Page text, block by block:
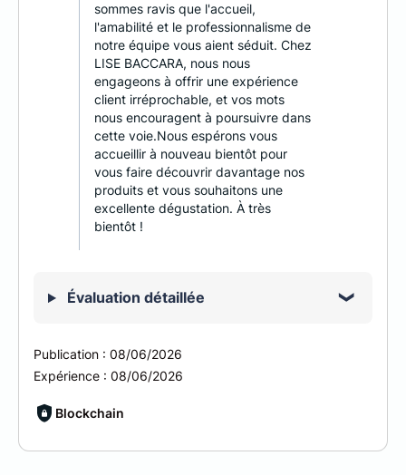
sommes ravis que l'accueil,
l'amabilité et le professionnalisme de
notre équipe vous aient séduit. Chez
LISE BACCARA, nous nous
engageons à offrir une expérience
client irréprochable, et vos mots
nous encouragent à poursuivre dans
cette voie.Nous espérons vous
accueillir à nouveau bientôt pour
vous faire découvrir davantage nos
produits et vous souhaitons une
excellente dégustation. À très
bientôt !
Évaluation détaillée
Publication : 08/06/2026
Expérience : 08/06/2026
Blockchain